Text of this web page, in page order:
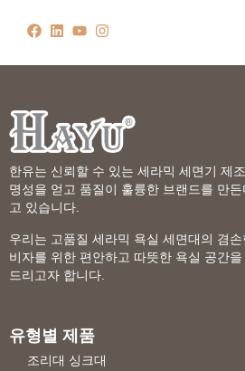
한유는 신뢰할 수 있는 세라믹 세면기 제
명성을 얻고 품질이 훌륭한 브랜드를 만
고 있습니다.
우리는 고품질 세라믹 욕실 세면대의 겸
비자를 위한 편안하고 따뜻한 욕실 공간
드리고자 합니다.
유형별 제품
조리대 싱크대